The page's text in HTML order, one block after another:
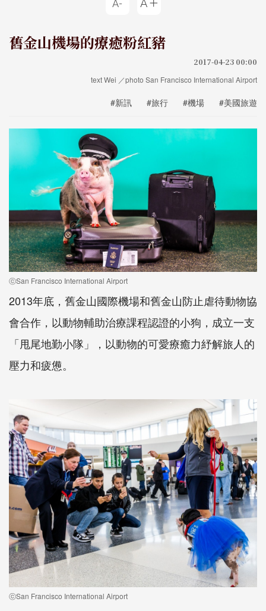
舊金山機場的療癒粉紅豬
2017-04-23 00:00
text Wei ／photo San Francisco International Airport
#新訊 #旅行 #機場 #美國旅遊
ⓒSan Francisco International Airport
2013年底，舊金山國際機場和舊金山防止虐待動物協
會合作，以動物輔助治療課程認證的小狗，成立一支
「甩尾地勤小隊」，以動物的可愛療癒力紓解旅人的
壓力和疲憊。
ⓒSan Francisco International Airport